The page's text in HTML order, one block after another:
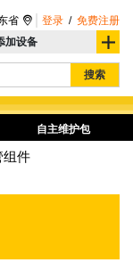
加设备
搜索
省 登录 / 免费注册
自主维护包
组件